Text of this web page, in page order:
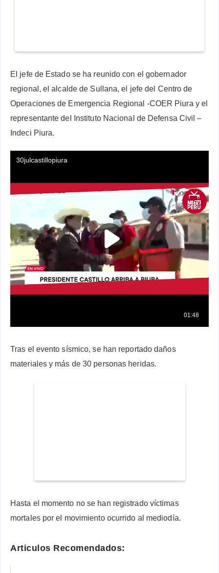
El jefe de Estado se ha reunido con el gobernador
regional, el alcalde de Sullana, el jefe del Centro de
Operaciones de Emergencia Regional -COER Piura y el
representante del Instituto Nacional de Defensa Civil –
Indeci Piura.
Tras el evento sísmico, se han reportado daños
materiales y más de 30 personas heridas.
Hasta el momento no se han registrado víctimas
mortales por el movimiento ocurrido al mediodía.
Articulos Recomendados: